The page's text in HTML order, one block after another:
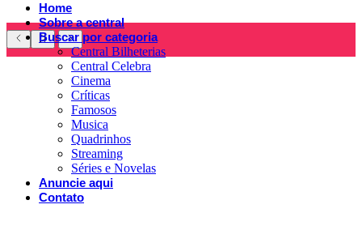
Home
Sobre a central
Buscar por categoria
Central Bilheterias
Central Celebra
Cinema
Críticas
Famosos
Musica
Quadrinhos
Streaming
Séries e Novelas
Anuncie aqui
Contato